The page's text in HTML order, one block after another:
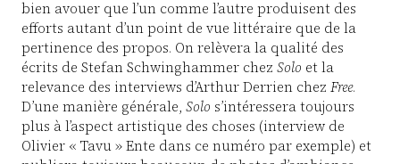
bien avouer que l’un comme l’autre produisent des
efforts autant d’un point de vue littéraire que de la
pertinence des propos. On relèvera la qualité des
écrits de Stefan Schwinghammer chez Solo et la
relevance des interviews d’Arthur Derrien chez Free.
D’une manière générale, Solo s’intéressera toujours
plus à l’aspect artistique des choses (interview de
Olivier « Tavu » Ente dans ce numéro par exemple) et